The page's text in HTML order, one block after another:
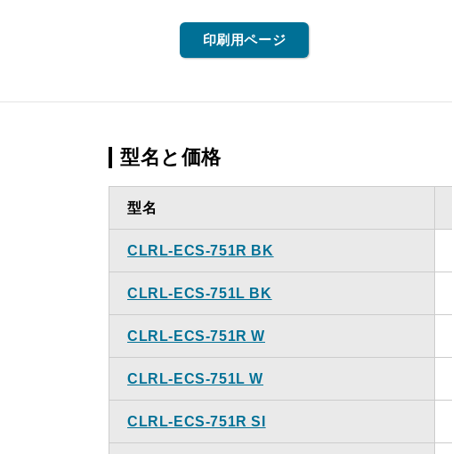
印刷用ページ
型名と価格
型名
CLRL-ECS-751R BK
CLRL-ECS-751L BK
CLRL-ECS-751R W
CLRL-ECS-751L W
CLRL-ECS-751R SI